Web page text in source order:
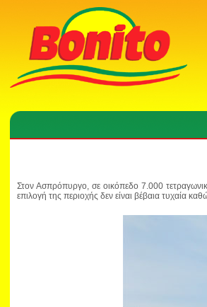
Στον Ασπρόπυργο, σε οικόπεδο 7.000
επιλογή της περιοχής δεν είναι βέβαια τυχαία